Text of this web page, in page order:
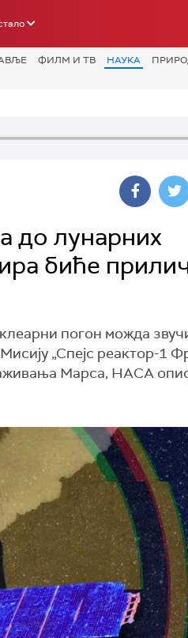
ФИЛМ И ТВ НАУКА
до лунарних
биће
погон можда
„Спејс реактор-1
Марса, НАСА